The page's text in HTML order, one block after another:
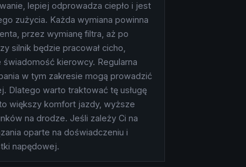
lepiej odprowadza ciepło i jest
zużycia. Każda wymiana powinna
przez wymianę filtra, aż po
silnik będzie pracował cicho,
kierowcy. Regularna
w tym zakresie mogą prowadzić
Dlatego warto traktować tę usługę
większy komfort jazdy, wyższe
na drodze. Jeśli zależy Ci na
oparte na doświadczeniu i
napędowej.